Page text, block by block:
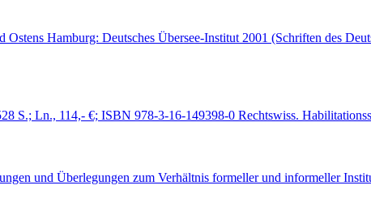
Hamburg: Deutsches Übersee-Institut 2001 (Schriften des
S.; Ln., 114,- €; ISBN 978-3-16-149398-0 Rechtswiss.
und Überlegungen zum Verhältnis formeller und informeller